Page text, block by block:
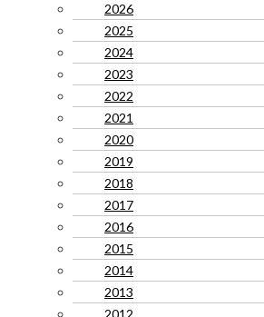
2026
2025
2024
2023
2022
2021
2020
2019
2018
2017
2016
2015
2014
2013
2012